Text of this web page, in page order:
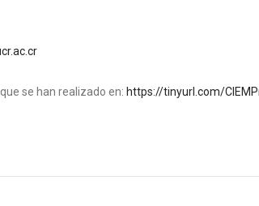
se han realizado en: https://tinyurl.com/